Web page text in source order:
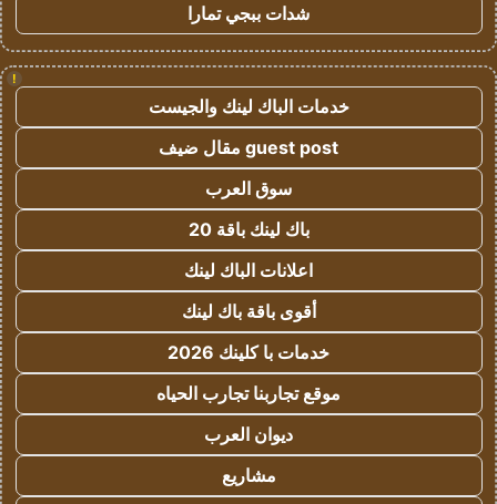
شدات ببجي تمارا
!
خدمات الباك لينك والجيست
guest post مقال ضيف
سوق العرب
باك لينك باقة 20
اعلانات الباك لينك
أقوى باقة باك لينك
خدمات با كلينك 2026
موقع تجاربنا تجارب الحياه
ديوان العرب
مشاريع